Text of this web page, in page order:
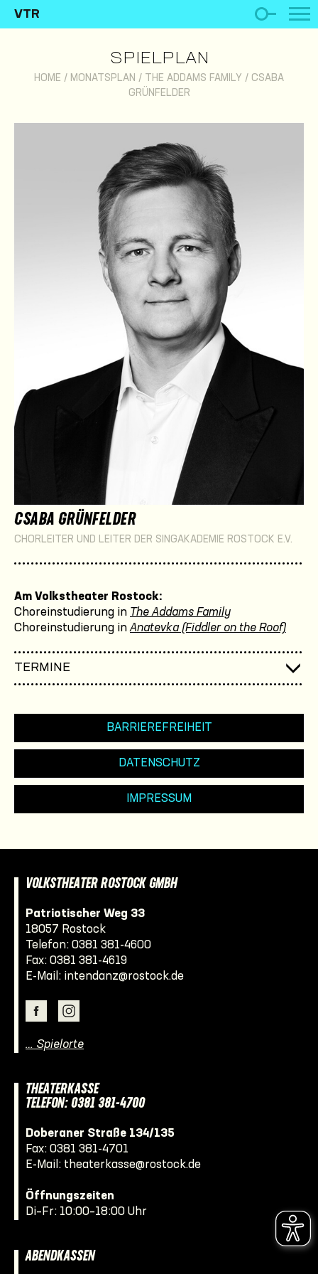
VTR
SPIELPLAN
HOME / MONATSPLAN / THE ADDAMS FAMILY / CSABA
GRÜNFELDER
CSABA GRÜNFELDER
CHORLEITER UND LEITER DER SINGAKADEMIE ROSTOCK E.V.
Am Volkstheater Rostock:
Choreinstudierung in The Addams Family
Choreinstudierung in Anatevka (Fiddler on the Roof)
TERMINE
BARRIEREFREIHEIT
DATENSCHUTZ
IMPRESSUM
VOLKSTHEATER ROSTOCK GMBH
Patriotischer Weg 33
18057 Rostock
Telefon: 0381 381-4600
Fax: 0381 381-4619
E-Mail: intendanz@rostock.de
… Spielorte
THEATERKASSE
TELEFON: 0381 381-4700
Doberaner Straße 134/135
Fax: 0381 381-4701
E-Mail: theaterkasse@rostock.de
Öffnungszeiten
Di–Fr: 10:00–18:00 Uhr
ABENDKASSEN